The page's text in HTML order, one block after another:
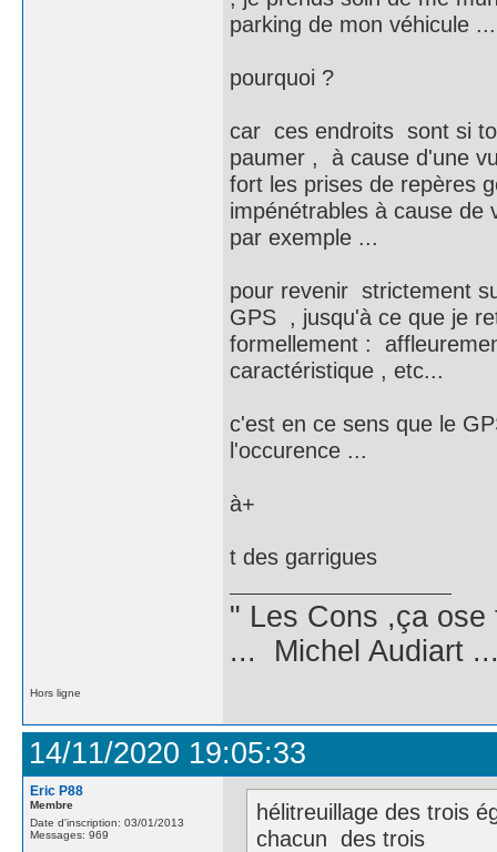
parking de mon véhicule ...
pourquoi ?
car ces endroits sont si
paumer , à cause d'une
fort les prises de repères
impénétrables à cause de
par exemple ...
pour revenir strictement
GPS , jusqu'à ce que je
formellement :
caractéristique , etc...
c'est en ce sens que le
l'occurence ...
à+
t des garrigues
" Les Cons ,ça
... Michel Audiart
Hors ligne
14/11/2020 19:05:33
Eric P88
Membre
Date d'inscription: 03/01/2013
Messages: 969
hélitreuillage des trois
chacun des trois